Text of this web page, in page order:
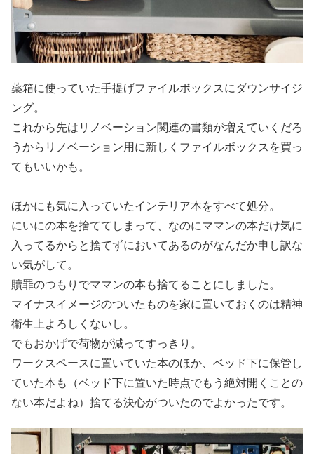
薬箱に使っていた手提げファイルボックスにダウンサイジ
ング。
これから先はリノベーション関連の書類が増えていくだろ
うからリノベーション用に新しくファイルボックスを買っ
てもいいかも。
ほかにも気に入っていたインテリア本をすべて処分。
にいにの本を捨ててしまって、なのにママンの本だけ気に
入ってるからと捨てずにおいてあるのがなんだか申し訳な
い気がして。
贖罪のつもりでママンの本も捨てることにしました。
マイナスイメージのついたものを家に置いておくのは精神
衛生上よろしくないし。
でもおかげで荷物が減ってすっきり。
ワークスペースに置いていた本のほか、ベッド下に保管し
ていた本も（ベッド下に置いた時点でもう絶対開くことの
ない本だよね）捨てる決心がついたのでよかったです。